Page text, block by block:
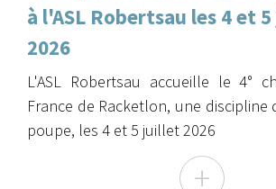
à l'ASL Robertsau les 4 et
2026
L'ASL Robertsau accueille le 4°
France de Racketlon, une discipline
poupe, les 4 et 5 juillet 2026
+